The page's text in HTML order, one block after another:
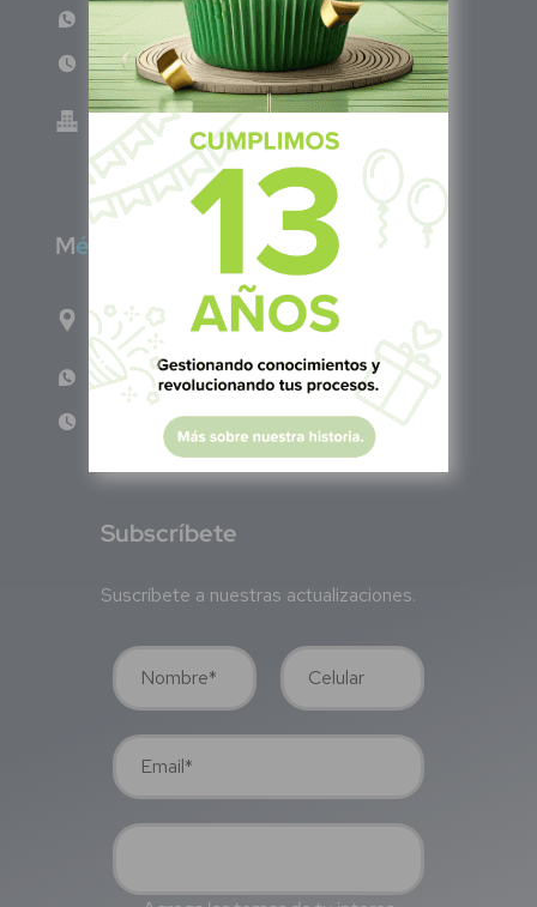
WhatsApp: +503 7687 3923
Lun - Vie 8:00am - 5:00pm
Green Know S.A de C.V - El Salvador 0614-
220118-102-0
México
Calle Pitágoras 234, Col. Narvarte Poniente,
Alcaldía Benito Juárez, C.P. 03020, CDMX
WhatsApp: +52 1 331 407 6342
Lun - Vie 8:00 am - 5:00 pm
Subscríbete
Suscríbete a nuestras actualizaciones.